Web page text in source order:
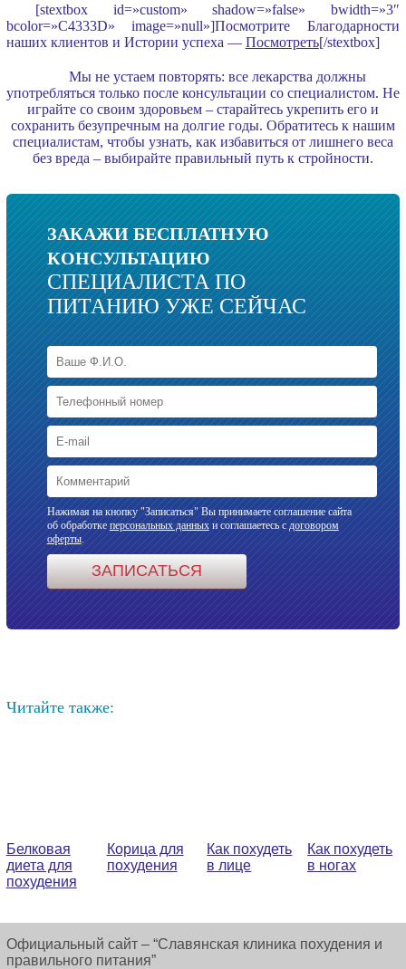
[stextbox id=»custom» shadow=»false» bwidth=»3″
bcolor=»C4333D» image=»null»]Посмотрите Благодарности
наших клиентов и Истории успеха — Посмотреть[/stextbox]
Мы не устаем повторять: все лекарства должны
употребляться только после консультации со специалистом. Не
играйте со своим здоровьем – старайтесь укрепить его и
сохранить безупречным на долгие годы. Обратитесь к нашим
специалистам, чтобы узнать, как избавиться от лишнего веса
без вреда – выбирайте правильный путь к стройности.
ЗАКАЖИ БЕСПЛАТНУЮ
КОНСУЛЬТАЦИЮ
СПЕЦИАЛИСТА ПО
ПИТАНИЮ УЖЕ СЕЙЧАС
Нажимая на кнопку "Записаться" Вы принимаете соглашение сайта
об обработке персональных данныхи соглашаетесь с договором
оферты.
Читайте также:
Белковая
диета для
похудения
Корица для
похудения
Как похудеть
в лице
Как похудеть
в ногах
Официальный сайт – “Славянская клиника похудения и
правильного питания”